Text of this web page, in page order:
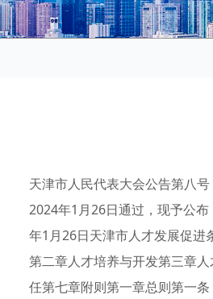
天津市人民代表大会公告第八
2024年1月26日通过，现予公
年1月26日天津市人才发展促进
第二章人才培养与开发第三章
任第七章附则第一章总则第一